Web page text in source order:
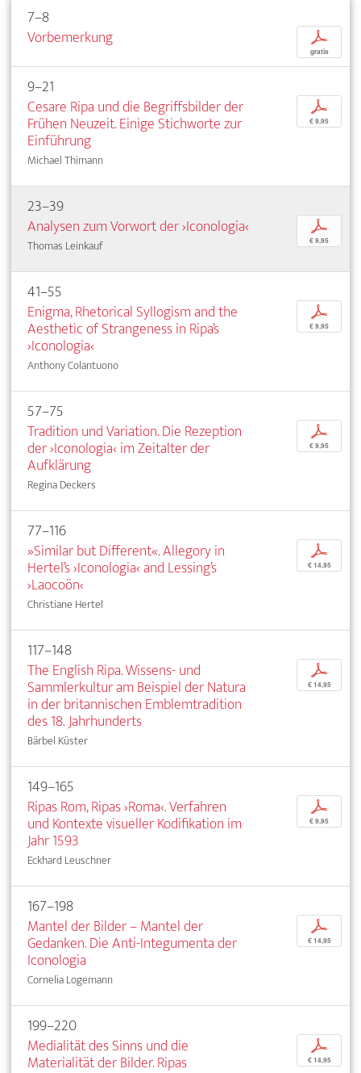
7–8
Vorbemerkung
p
gratis
9–21
Cesare Ripa und die Begriffsbilder der
Frühen Neuzeit. Einige Stichworte zur
Einführung
Michael Thimann
p
€ 9,95
23–39
Analysen zum Vorwort der ›Iconologia‹
Thomas Leinkauf
p
€ 9,95
41–55
Enigma, Rhetorical Syllogism and the
Aesthetic of Strangeness in Ripa’s
›Iconologia‹
Anthony Colantuono
p
€ 9,95
57–75
Tradition und Variation. Die Rezeption
der ›Iconologia‹ im Zeitalter der
Aufklärung
Regina Deckers
p
€ 9,95
77–116
»Similar but Different«. Allegory in
Hertel’s ›Iconologia‹ and Lessing’s
›Laocoön‹
Christiane Hertel
p
€ 14,95
117–148
The English Ripa. Wissens- und
Sammlerkultur am Beispiel der Natura
in der britannischen Emblemtradition
des 18. Jahrhunderts
Bärbel Küster
p
€ 14,95
149–165
Ripas Rom, Ripas ›Roma‹. Verfahren
und Kontexte visueller Kodifikation im
Jahr 1593
Eckhard Leuschner
p
€ 9,95
167–198
Mantel der Bilder – Mantel der
Gedanken. Die Anti-Integumenta der
Iconologia
Cornelia Logemann
p
€ 14,95
199–220
Medialität des Sinns und die
Materialität der Bilder. Ripas
p
€ 14,95